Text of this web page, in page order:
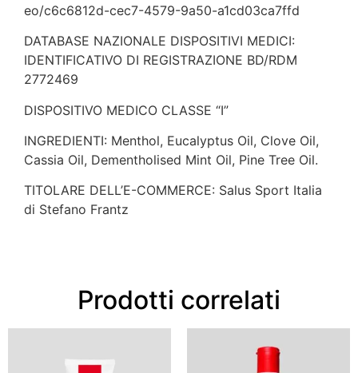
eo/c6c6812d-cec7-4579-9a50-a1cd03ca7ffd
DATABASE NAZIONALE DISPOSITIVI MEDICI:
IDENTIFICATIVO DI REGISTRAZIONE BD/RDM
2772469
DISPOSITIVO MEDICO CLASSE “I”
INGREDIENTI: Menthol, Eucalyptus Oil, Clove Oil,
Cassia Oil, Dementholised Mint Oil, Pine Tree Oil.
TITOLARE DELL’E-COMMERCE: Salus Sport Italia
di Stefano Frantz
Prodotti correlati